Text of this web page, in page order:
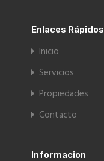
Enlaces Rápidos
Inicio
Servicios
Propiedades
Contacto
Informacion